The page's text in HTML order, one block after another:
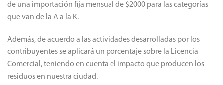
de una importación fija mensual de $2000 para las categorías
que van de la A a la K.
Además, de acuerdo a las actividades desarrolladas por los
contribuyentes se aplicará un porcentaje sobre la Licencia
Comercial, teniendo en cuenta el impacto que producen los
residuos en nuestra ciudad.